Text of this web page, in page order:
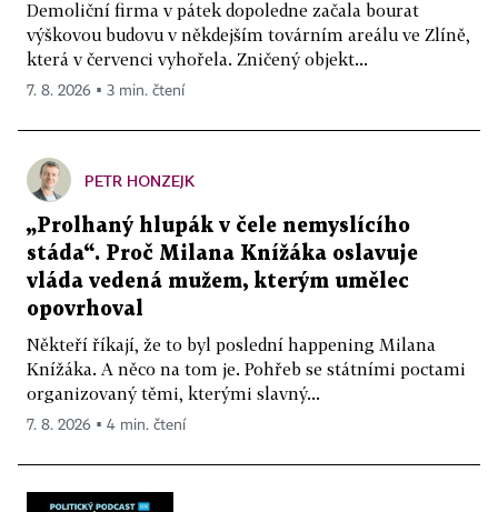
Demoliční firma v pátek dopoledne začala bourat
výškovou budovu v někdejším továrním areálu ve Zlíně,
která v červenci vyhořela. Zničený objekt...
7. 8. 2026 ▪ 3 min. čtení
PETR HONZEJK
„Prolhaný hlupák v čele nemyslícího
stáda“. Proč Milana Knížáka oslavuje
vláda vedená mužem, kterým umělec
opovrhoval
Někteří říkají, že to byl poslední happening Milana
Knížáka. A něco na tom je. Pohřeb se státními poctami
organizovaný těmi, kterými slavný...
7. 8. 2026 ▪ 4 min. čtení